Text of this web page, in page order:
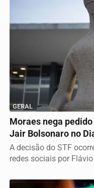
GERAL
Moraes nega
Jair Bolsonaro no
A decisão do STF
redes sociais por